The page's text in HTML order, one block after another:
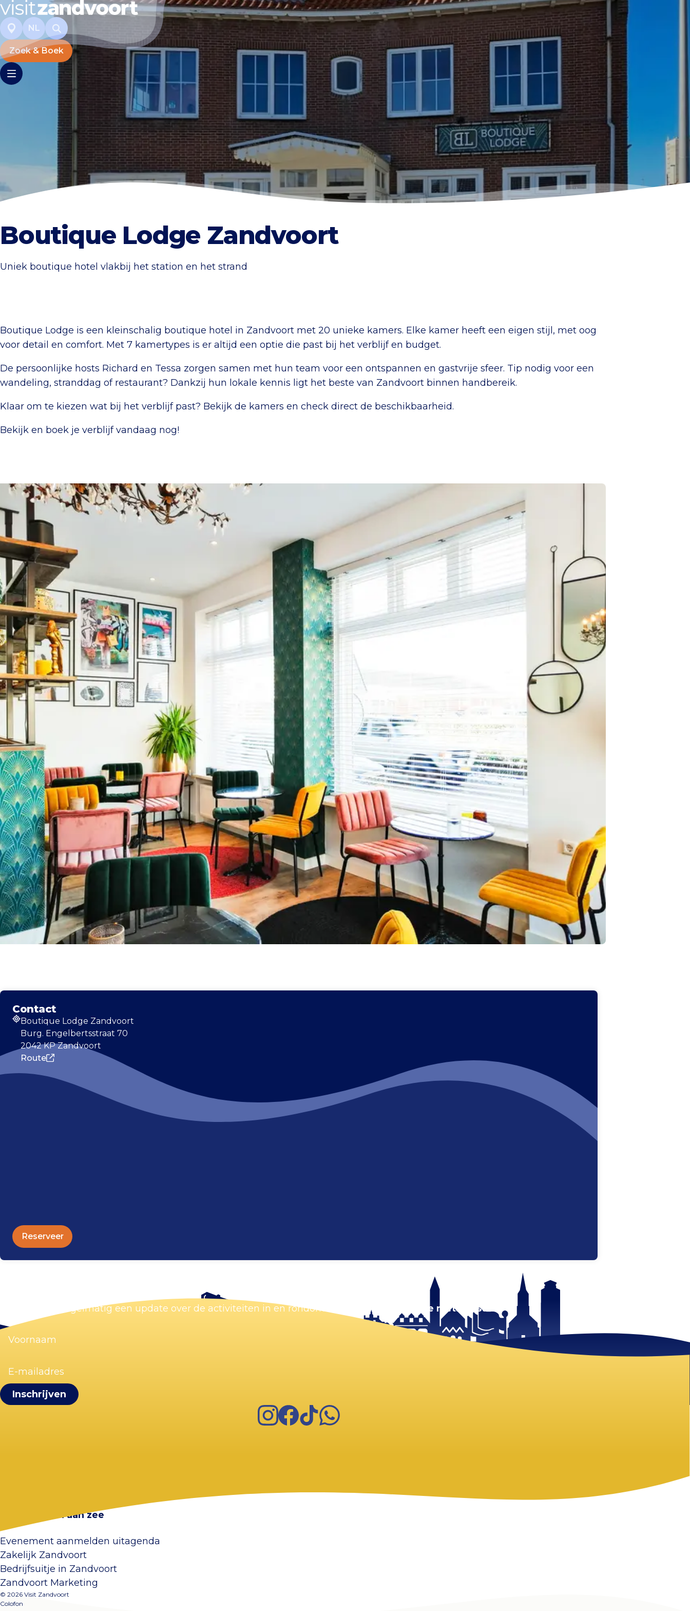
NL
Zoek & Boek
Boutique Lodge Zandvoort
Uniek boutique hotel vlakbij het station en het strand
Boutique Lodge is een kleinschalig boutique hotel in Zandvoort met 20 unieke kamers. Elke kamer heeft een eigen stijl, met oog
voor detail en comfort. Met 7 kamertypes is er altijd een optie die past bij het verblijf en budget.
De persoonlijke hosts Richard en Tessa zorgen samen met hun team voor een ontspannen en gastvrije sfeer. Tip nodig voor een
wandeling, stranddag of restaurant? Dankzij hun lokale kennis ligt het beste van Zandvoort binnen handbereik.
Klaar om te kiezen wat bij het verblijf past? Bekijk de kamers en check direct de beschikbaarheid.
Bekijk en boek je verblijf vandaag nog!
Contact
Adres
Boutique Lodge Zandvoort
Burg. Engelbertsstraat 70
2042 KP Zandvoort
Route
Reserveer
Wij sturen je regelmatig een update over de activiteiten in en rondom Zandvoort. Zorg dat je niets mist!
Voornaam
(Vereist)
mailadres
InstagramFacebook
TikTokWhatsApp
Overnachten aan zee
Evenement aanmelden uitagenda
Zakelijk Zandvoort
Bedrijfsuitje in Zandvoort
Zandvoort Marketing
© 2026 Visit Zandvoort
Colofon